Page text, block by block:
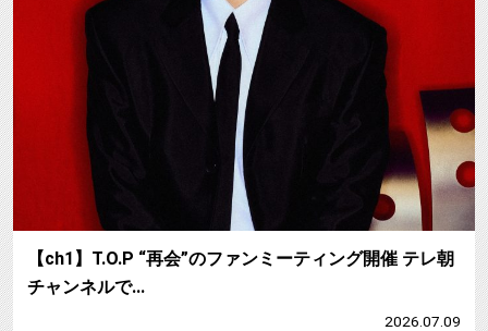
【ch1】T.O.P “再会”のファンミーティング開催 テレ朝
チャンネルで…
2026.07.09